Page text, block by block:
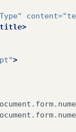
content=
>